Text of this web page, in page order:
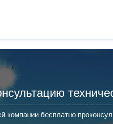
компании бесплатно